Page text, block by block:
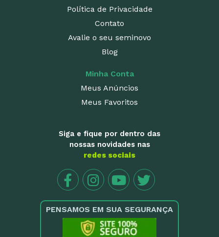
Política de Privacidade
Contato
Avalie o seu seminovo
Blog
Minha Conta
Meus Anúncios
Meus Favoritos
Siga e fique por dentro das
nossas novidades nas
redes sociais
PENSAMOS EM SUA SEGURANÇA